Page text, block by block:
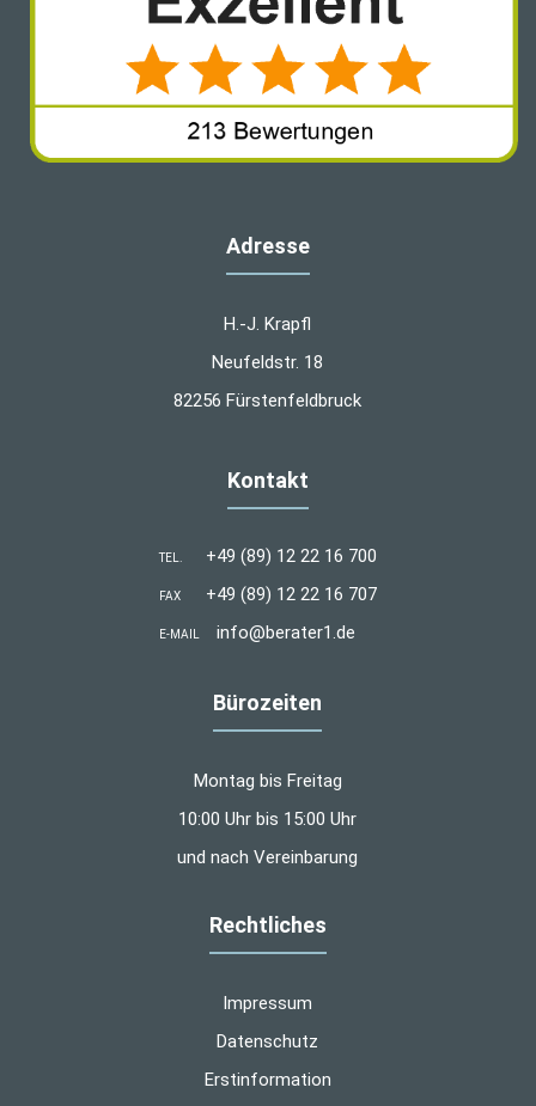
Adresse
H.-J. Krapfl
Neufeldstr. 18
82256 Fürstenfeldbruck
Kontakt
TEL. +49 (89) 12 22 16 700
FAX +49 (89) 12 22 16 707
E-MAIL info@berater1.de
Bürozeiten
Montag bis Freitag
10:00 Uhr bis 15:00 Uhr
und nach Vereinbarung
Rechtliches
Impressum
Datenschutz
Erstinformation